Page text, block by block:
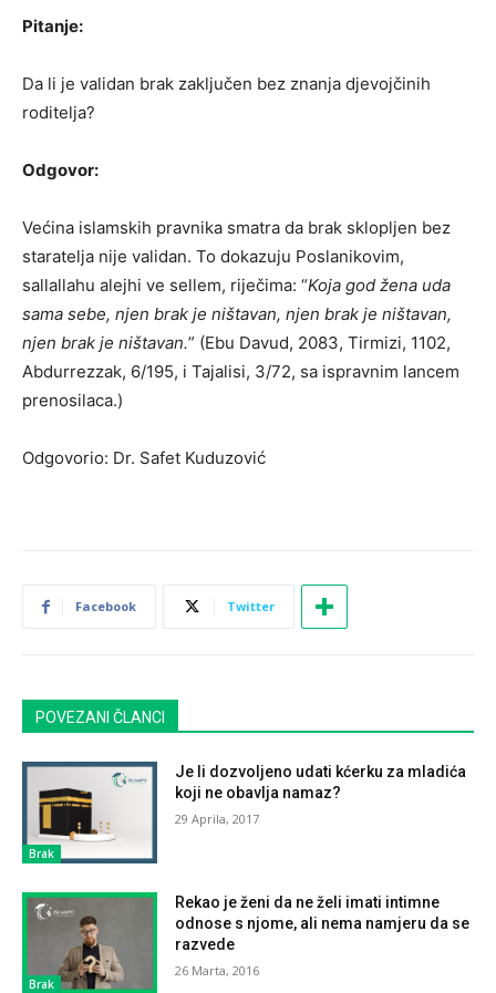
Pitanje:
Da li je validan brak zaključen bez znanja djevojčinih
roditelja?
Odgovor:
Većina islamskih pravnika smatra da brak sklopljen bez
staratelja nije validan. To dokazuju Poslanikovim,
sallallahu alejhi ve sellem, riječima: “Koja god žena uda
sama sebe, njen brak je ništavan, njen brak je ništavan,
njen brak je ništavan.” (Ebu Davud, 2083, Tirmizi, 1102,
Abdurrezzak, 6/195, i Tajalisi, 3/72, sa ispravnim lancem
prenosilaca.)
Odgovorio: Dr. Safet Kuduzović
Facebook Twitter
POVEZANI ČLANCI
Brak
Je li dozvoljeno udati kćerku za mladića
koji ne obavlja namaz?
29 Aprila, 2017
Brak
Rekao je ženi da ne želi imati intimne
odnose s njome, ali nema namjeru da se
razvede
26 Marta, 2016